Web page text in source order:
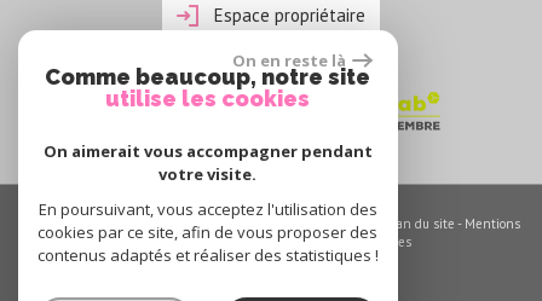
Espace propriétaire
© 2026 | Tous droits réservés | Traduction powered by Google - Plan du site - Mentions
légales-Nos honoraires-Partenaires -Admin- Toutes nos annonces
On en reste là
Comme beaucoup, notre site
utilise les cookies
On aimerait vous accompagner pendant
votre visite.
En poursuivant, vous acceptez l'utilisation des
cookies par ce site, afin de vous proposer des
contenus adaptés et réaliser des statistiques !